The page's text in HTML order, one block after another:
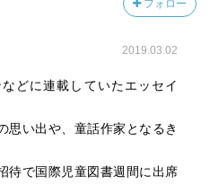
フォロー
2019.03.02
どに連載していたエッセイ
思い出や、童話作家となるき
待で国際児童図書週間に出席